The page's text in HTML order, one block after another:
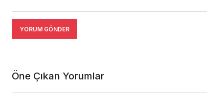
YORUM GÖNDER
Öne Çıkan Yorumlar